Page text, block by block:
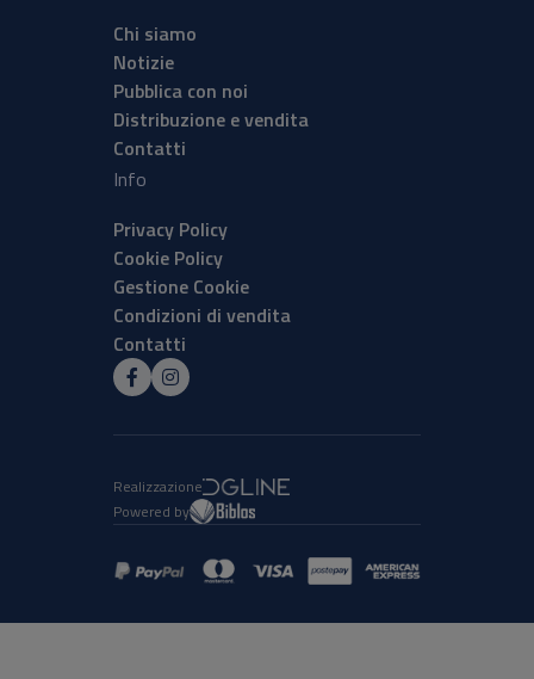
Chi siamo
Notizie
Pubblica con noi
Distribuzione e vendita
Contatti
Info
Privacy Policy
Cookie Policy
Gestione Cookie
Condizioni di vendita
Contatti
Realizzazione
Powered by